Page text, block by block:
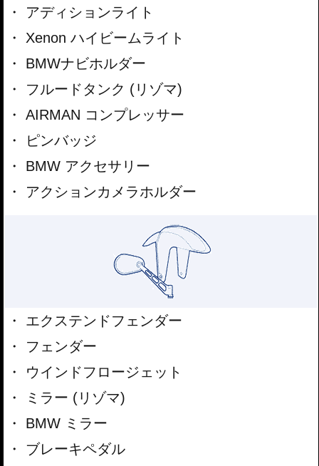
アディションライト
Xenon ハイビームライト
BMWナビホルダー
フルードタンク (リゾマ)
AIRMAN コンプレッサー
ピンバッジ
BMW アクセサリー
アクションカメラホルダー
エクステンドフェンダー
フェンダー
ウインドフロージェット
ミラー (リゾマ)
BMW ミラー
ブレーキペダル